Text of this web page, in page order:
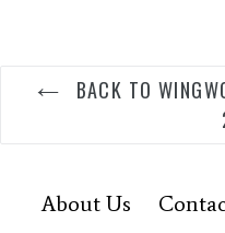
BACK TO
About Us